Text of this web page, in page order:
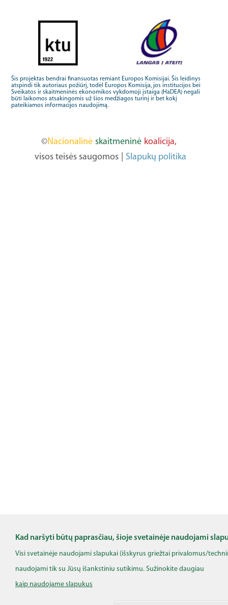
Šis projektas bendrai finansuotas remiant Europos Komisijai. Šis leidinys
atspindi tik autoriaus požiūrį, todėl Europos Komisija, jos institucijos bei
Sveikatos ir skaitmeninės ekonomikos vykdomoji įstaiga (HaDEA) negali
būti laikomos atsakingomis už šios medžiagos turinį ir bet kokį
pateikiamos informacijos naudojimą.
©Nacionalinė skaitmeninė koalicija,
visos teisės saugomos
Slapukų politika
Kad naršyti būtų paprasčiau, šioje svetainėje naudojami
Visi svetainėje naudojami slapukai (išskyrus griežtai privalomus/
naudojami tik su Jūsų išankstiniu sutikimu. Sužinokite daugiau
kaip naudojame slapukus